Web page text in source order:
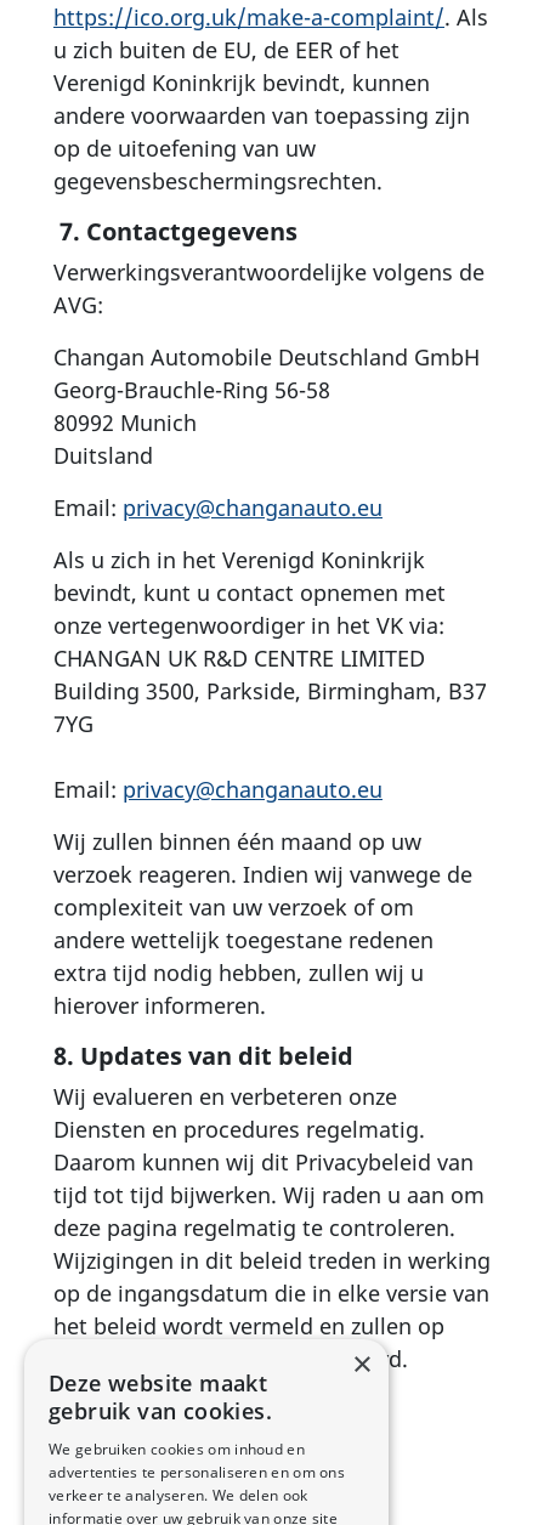
https://ico.org.uk/make-a-complaint/. Als
u zich buiten de EU, de EER of het
Verenigd Koninkrijk bevindt, kunnen
andere voorwaarden van toepassing zijn
op de uitoefening van uw
gegevensbeschermingsrechten.
7. Contactgegevens
Verwerkingsverantwoordelijke volgens de
AVG:
Changan Automobile Deutschland GmbH
Georg-Brauchle-Ring 56-58
80992 Munich
Duitsland
Email: privacy@changanauto.eu
Als u zich in het Verenigd Koninkrijk
bevindt, kunt u contact opnemen met
onze vertegenwoordiger in het VK via:
CHANGAN UK R&D CENTRE LIMITED
Building 3500, Parkside, Birmingham, B37
7YG
Email: privacy@changanauto.eu
Wij zullen binnen één maand op uw
verzoek reageren. Indien wij vanwege de
complexiteit van uw verzoek of om
andere wettelijk toegestane redenen
extra tijd nodig hebben, zullen wij u
hierover informeren.
8. Updates van dit beleid
Wij evalueren en verbeteren onze
Diensten en procedures regelmatig.
Daarom kunnen wij dit Privacybeleid van
tijd tot tijd bijwerken. Wij raden u aan om
deze pagina regelmatig te controleren.
Wijzigingen in dit beleid treden in werking
op de ingangsdatum die in elke versie van
het beleid wordt vermeld en zullen op
deze pagina worden gepubliceerd.
×
Deze website maakt
gebruik van cookies.
We gebruiken cookies om inhoud en
advertenties te personaliseren en om ons
verkeer te analyseren. We delen ook
informatie over uw gebruik van onze site